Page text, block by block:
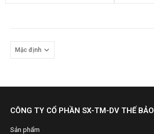
CÔNG TY CỔ PHẦN SX-TM-DV THẾ BẢO
Sản phẩm